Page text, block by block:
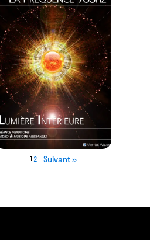
12 Suivant »